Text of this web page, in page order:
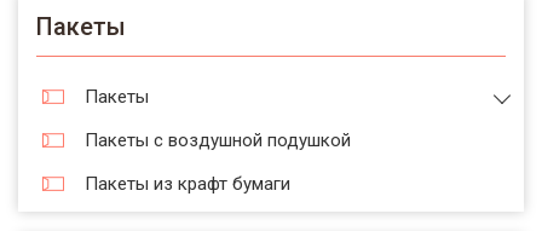
Пакеты
Пакеты
Пакеты с воздушной подушкой
Пакеты из крафт бумаги